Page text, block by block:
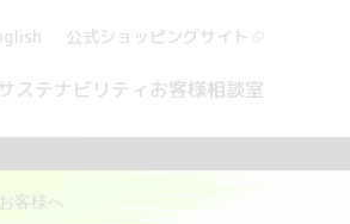
公式ショッピングサイト
ステナビリティ お客様相談室
客様へ